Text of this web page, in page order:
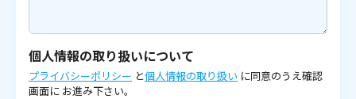
個人情報の取り扱いについて
プライバシーポリシー と個人情報の取り扱い に同意のうえ確認
画面に お進み下さい。